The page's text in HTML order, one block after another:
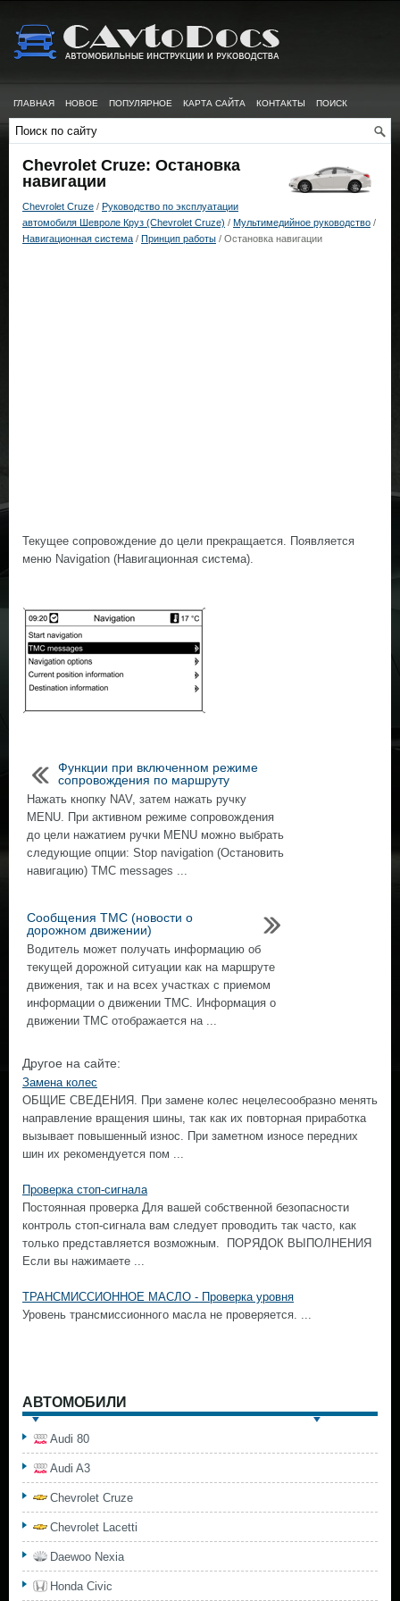
ГЛАВНАЯ НОВОЕ ПОПУЛЯРНОЕ КАРТА САЙТА КОНТАКТЫ ПОИСК
Chevrolet Cruze: Остановка
навигации
Chevrolet Cruze / Руководство по эксплуатации
автомобиля Шевроле Круз (Chevrolet Cruze) / Мультимедийное руководство /
Навигационная система / Принцип работы / Остановка навигации
Текущее сопровождение до цели прекращается. Появляется
меню Navigation (Навигационная система).
Функции при включенном режиме
сопровождения по маршруту
Нажать кнопку NAV, затем нажать ручку
MENU. При активном режиме сопровождения
до цели нажатием ручки MENU можно выбрать
следующие опции: Stop navigation (Остановить
навигацию) TMC messages ...
Сообщения TMC (новости о
дорожном движении)
Водитель может получать информацию об
текущей дорожной ситуации как на маршруте
движения, так и на всех участках с приемом
информации о движении TMC. Информация о
движении TMC отображается на ...
Другое на сайте:
Замена колес
ОБЩИЕ СВЕДЕНИЯ. При замене колес нецелесообразно менять
направление вращения шины, так как их повторная приработка
вызывает повышенный износ. При заметном износе передних
шин их рекомендуется пом ...
Проверка стоп-сигнала
Постоянная проверка Для вашей собственной безопасности
контроль стоп-сигнала вам следует проводить так часто, как
только представляется возможным. ПОРЯДОК ВЫПОЛНЕНИЯ
Если вы нажимаете ...
ТРАНСМИССИОННОЕ МАСЛО - Проверка уровня
Уровень трансмиссионного масла не проверяется. ...
АВТОМОБИЛИ
Audi 80
Audi A3
Chevrolet Cruze
Chevrolet Lacetti
Daewoo Nexia
Honda Civic